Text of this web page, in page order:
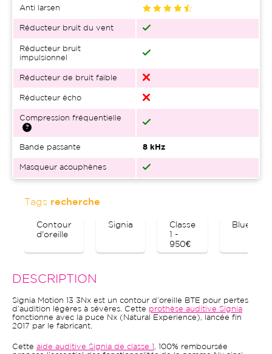
Anti larsen
Réducteur bruit du vent
Réducteur bruit
impulsionnel
Réducteur de bruit faible
Réducteur écho
Compression fréquentielle
Bande passante 8 kHz
Masqueur acouphènes
Tags recherche
Contour
d'oreille
Signia
Classe
1 -
950€
DESCRIPTION
Signia Motion 13 3Nx est un contour d’oreille BTE pour pertes
d’audition légères à sévères. Cette prothèse auditive Signia
fonctionne avec la puce Nx (Natural Experience), lancée fin
2017 par le fabricant.
Cette aide auditive Signia de classe 1
, 100% remboursée